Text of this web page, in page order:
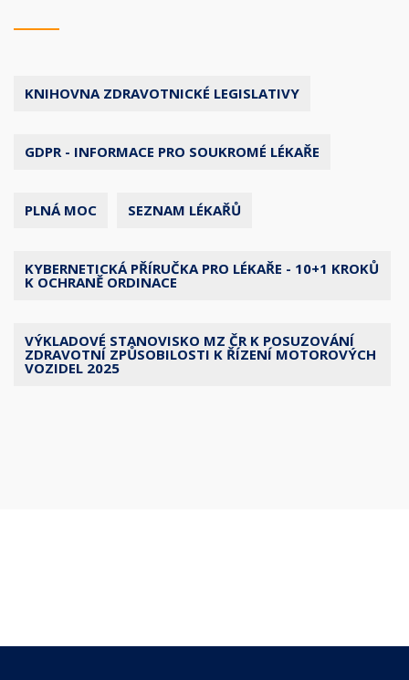
KNIHOVNA ZDRAVOTNICKÉ LEGISLATIVY
GDPR - INFORMACE PRO SOUKROMÉ LÉKAŘE
PLNÁ MOC SEZNAM LÉKAŘŮ
KYBERNETICKÁ PŘÍRUČKA PRO LÉKAŘE - 10+1 KROKŮ
K OCHRANĚ ORDINACE
VÝKLADOVÉ STANOVISKO MZ ČR K POSUZOVÁNÍ
ZDRAVOTNÍ ZPŮSOBILOSTI K ŘÍZENÍ MOTOROVÝCH
VOZIDEL 2025